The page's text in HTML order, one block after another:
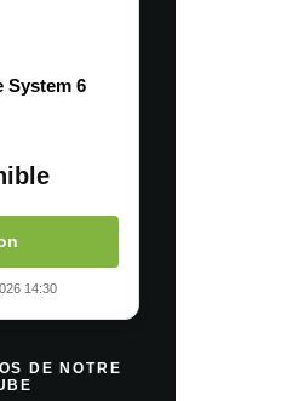
System 6
14:30
DE NOTRE